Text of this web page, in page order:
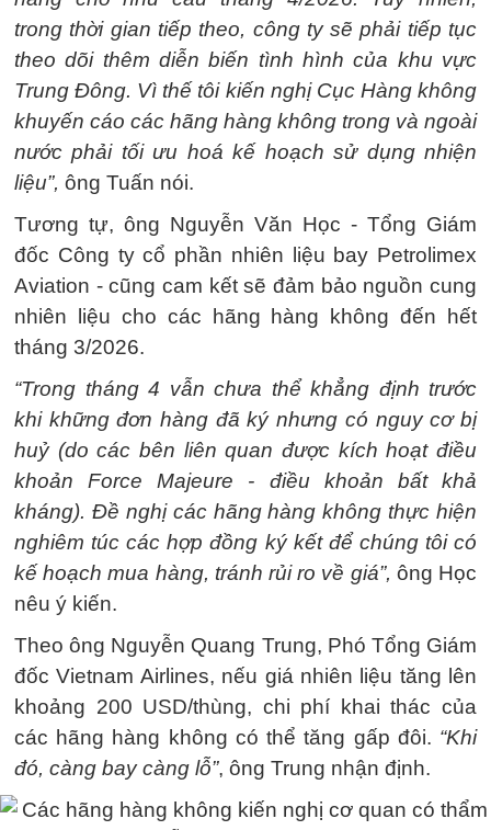
trong thời gian tiếp theo, công ty sẽ phải tiếp tục
theo dõi thêm diễn biến tình hình của khu vực
Trung Đông. Vì thế tôi kiến nghị Cục Hàng không
khuyến cáo các hãng hàng không trong và ngoài
nước phải tối ưu hoá kế hoạch sử dụng nhiện
liệu”, ông Tuấn nói.
Tương tự, ông Nguyễn Văn Học - Tổng Giám
đốc Công ty cổ phần nhiên liệu bay Petrolimex
Aviation - cũng cam kết sẽ đảm bảo nguồn cung
nhiên liệu cho các hãng hàng không đến hết
tháng 3/2026.
“Trong tháng 4 vẫn chưa thể khẳng định trước
khi khững đơn hàng đã ký nhưng có nguy cơ bị
huỷ (do các bên liên quan được kích hoạt điều
khoản Force Majeure - điều khoản bất khả
kháng). Đề nghị các hãng hàng không thực hiện
nghiêm túc các hợp đồng ký kết để chúng tôi có
kế hoạch mua hàng, tránh rủi ro về giá”, ông Học
nêu ý kiến.
Theo ông Nguyễn Quang Trung, Phó Tổng Giám
đốc Vietnam Airlines, nếu giá nhiên liệu tăng lên
khoảng 200 USD/thùng, chi phí khai thác của
các hãng hàng không có thể tăng gấp đôi. “Khi
đó, càng bay càng lỗ”, ông Trung nhận định.